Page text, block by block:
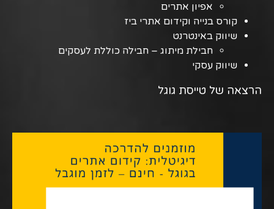
אפיון אתרים
קורס בנייה וקידום אתרי ביז
שיווק באינטרנט
חבילת מיתוג – חבילה כוללת לעסקים
שיווק עסקי
הרצאה של טייסת גוגל